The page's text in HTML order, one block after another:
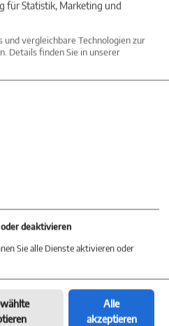
Schwenningen
immobilien.de
30
31 - 28 46 78 0
immobilien.de
für Statistik, Marketing und
vergleichbare Technologien zur
Details finden Sie in unserer
deaktivieren
Sie alle Dienste aktivieren oder
Alle
akzeptieren